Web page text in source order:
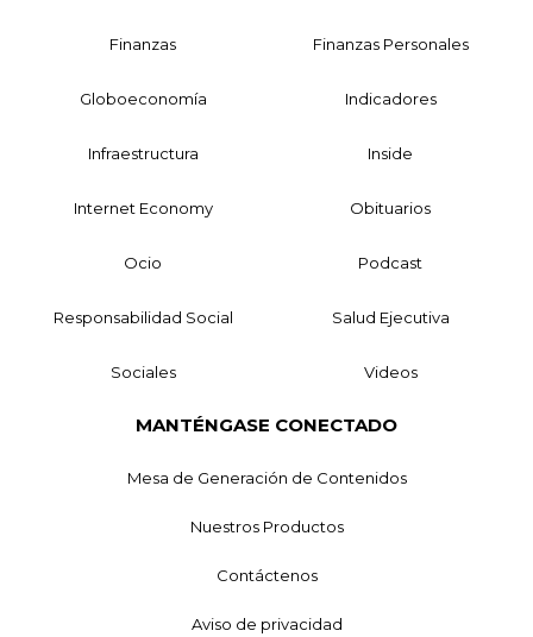
Finanzas Finanzas Personales
Globoeconomía Indicadores
Infraestructura Inside
Internet Economy Obituarios
Ocio Podcast
Responsabilidad Social Salud Ejecutiva
Sociales Videos
MANTÉNGASE CONECTADO
Mesa de Generación de Contenidos
Nuestros Productos
Contáctenos
Aviso de privacidad